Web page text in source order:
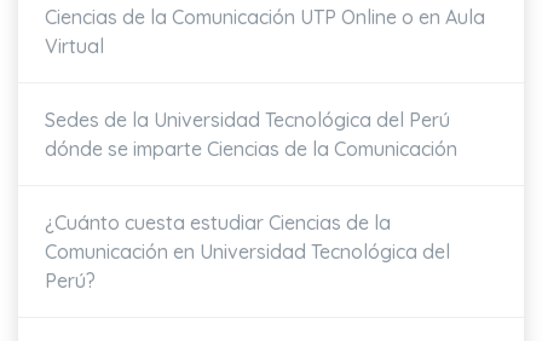
Ciencias de la Comunicación UTP Online o en Aula
Virtual
Sedes de la Universidad Tecnológica del Perú
dónde se imparte Ciencias de la Comunicación
¿Cuánto cuesta estudiar Ciencias de la
Comunicación en Universidad Tecnológica del
Perú?